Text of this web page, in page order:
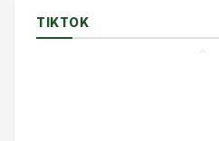
TIKTOK